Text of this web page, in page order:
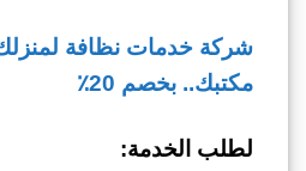
شركة خدمات نظافة
مكتبك.. بخصم 20٪
لطلب الخدمة: